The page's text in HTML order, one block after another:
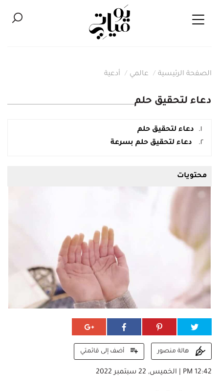
الصفحة الرئيسية عالمي أدعية
دعاء لتحقيق حلم
هالة منصور أضف إلى قائمتي
12:42 PM | الخميس, 22 سبتمبر 2022
محتويات
دعاء لتحقيق حلم
دعاء لتحقيق حلم بسرعة